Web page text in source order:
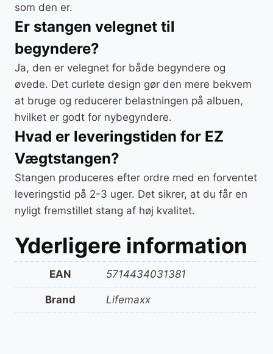
som den er.
Er stangen velegnet til
begyndere?
Ja, den er velegnet for både begyndere og
øvede. Det curlete design gør den mere bekvem
at bruge og reducerer belastningen på albuen,
hvilket er godt for nybegyndere.
Hvad er leveringstiden for EZ
Vægtstangen?
Stangen produceres efter ordre med en forventet
leveringstid på 2-3 uger. Det sikrer, at du får en
nyligt fremstillet stang af høj kvalitet.
Yderligere information
EAN 5714434031381
Brand Lifemaxx